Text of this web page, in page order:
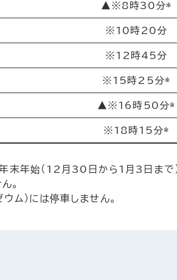
▲※8時30分*
※10時20分
※12時45分
※15時25分*
▲※16時50分*
※18時15分*
年末年始（12月30日から1月3日まで
。
ム）には停車しません。